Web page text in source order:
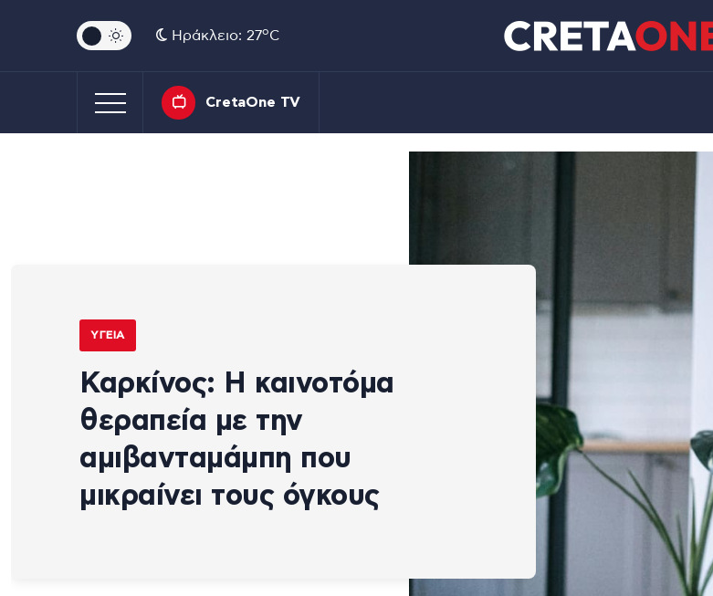
Ηράκλειο: 27oC
CretaOne TV
ΥΓΕΊΑ
Καρκίνος: Η καινοτόμα
θεραπεία με την
αμιβανταμάμπη που
μικραίνει τους όγκους